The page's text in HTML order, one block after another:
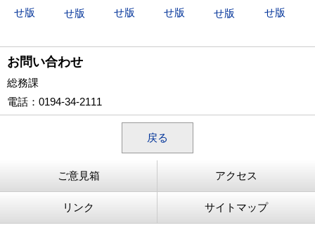
せ版
せ版
せ版
せ版
せ版
せ版
お問い合わせ
総務課
電話 ：0194-34-2111
戻る
ご意見箱 アクセス
リンク サイトマップ